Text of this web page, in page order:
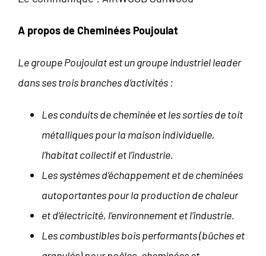
A propos de Cheminées Poujoulat
Le groupe Poujoulat est un groupe industriel leader
dans ses trois branches d’activités :
Les conduits de cheminée et les sorties de toit
métalliques pour la maison individuelle,
l’habitat collectif et l’industrie.
Les systèmes d’échappement et de cheminées
autoportantes pour la production de chaleur
et d’électricité, l’environnement et l’industrie.
Les combustibles bois performants (bûches et